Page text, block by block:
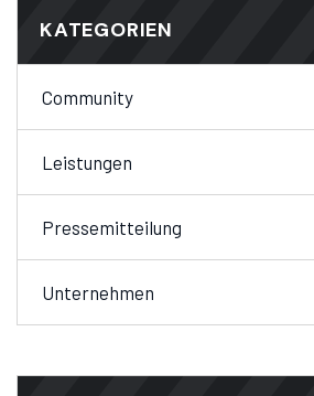
KATEGORIEN
Community
Leistungen
Pressemitteilung
Unternehmen